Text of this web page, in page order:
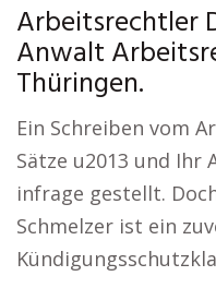
Arbeitsrechtler
Anwalt
Thüringen.
Ein Schreiben vom
Sätze u2013 und
infrage gestellt.
Schmelzer ist ein